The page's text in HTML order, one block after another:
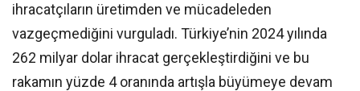
ihracatçıların üretimden ve mücadeleden
vazgeçmediğini vurguladı. Türkiye’nin 2024 yılında
262 milyar dolar ihracat gerçekleştirdiğini ve bu
rakamın yüzde 4 oranında artışla büyümeye devam